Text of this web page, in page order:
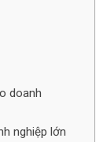
doanh
nghiệp lớn